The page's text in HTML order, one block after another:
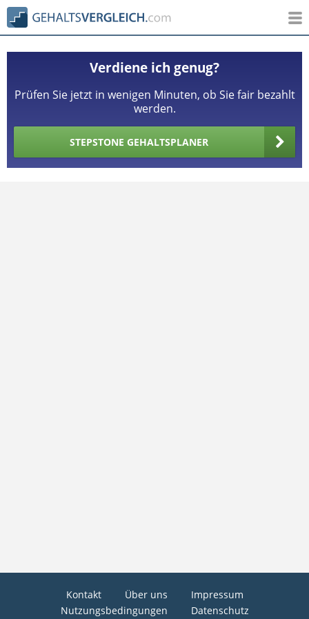
Verdiene ich genug?
Prüfen Sie jetzt in wenigen Minuten, ob Sie fair bezahlt
werden.
STEPSTONE GEHALTSPLANER
Kontakt Über uns
Impressum
Nutzungsbedingungen
Datenschutz